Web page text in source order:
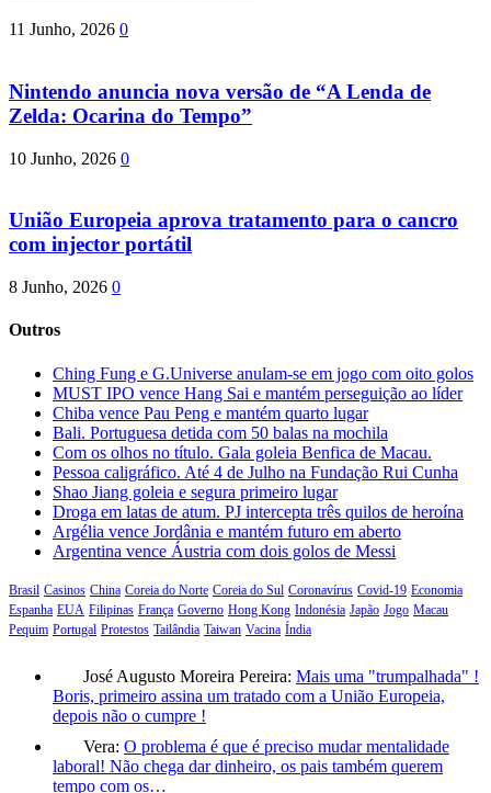
11 Junho, 2026 0
Nintendo anuncia nova versão de “A Lenda de
Zelda: Ocarina do Tempo”
10 Junho, 2026 0
União Europeia aprova tratamento para o cancro
com injector portátil
8 Junho, 2026 0
Outros
Ching Fung e G.Universe anulam-se em jogo com oito golos
MUST IPO vence Hang Sai e mantém perseguição ao líder
Chiba vence Pau Peng e mantém quarto lugar
Bali. Portuguesa detida com 50 balas na mochila
Com os olhos no título. Gala goleia Benfica de Macau.
Pessoa caligráfico. Até 4 de Julho na Fundação Rui Cunha
Shao Jiang goleia e segura primeiro lugar
Droga em latas de atum. PJ intercepta três quilos de heroína
Argélia vence Jordânia e mantém futuro em aberto
Argentina vence Áustria com dois golos de Messi
Brasil Casinos China Coreia do Norte Coreia do Sul Coronavírus Covid-19 Economia
Espanha EUA Filipinas França Governo Hong Kong Indonésia Japão Jogo Macau
Pequim Portugal Protestos Tailândia Taiwan Vacina Índia
José Augusto Moreira Pereira: Mais uma "trumpalhada" !
Boris, primeiro assina um tratado com a União Europeia,
depois não o cumpre !
Vera: O problema é que é preciso mudar mentalidade
laboral! Não chega dar dinheiro, os pais também querem
tempo com os…